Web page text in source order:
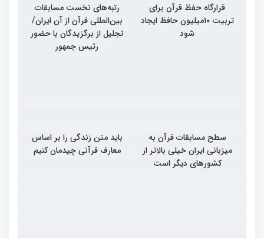
قرارگاه حفظ قرآن برای
تربیت ۱۰میلیون حافظ ایجاد
شود
رتبه‌های نخست مسابقات
بین‌المللی قرآن از آن ایران/
تجلیل از برگزیدگان با حضور
رئیس جمهور
سطح مسابقات قرآن به
میزبانی ایران خیلی بالاتر از
کشورهای دیگر است
باید متن زندگی را بر اساس
معارف قرآنی چیدمان کنیم